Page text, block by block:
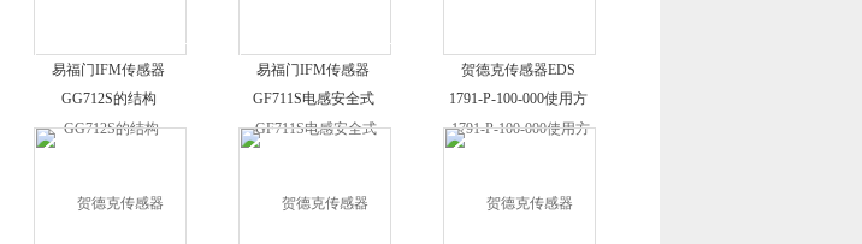
易福门IFM传感器
GG712S的结构
易福门IFM传感器
GF711S电感安全式
贺德克传感器EDS
1791-P-100-000使用方
便